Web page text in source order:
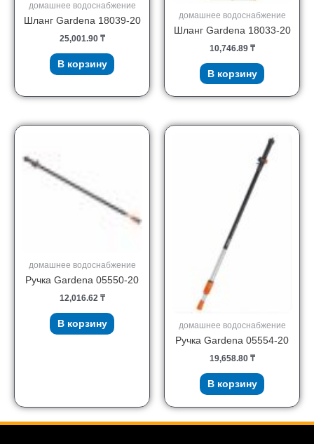
домашнее водоснабжение
Шланг Gardena 18039-20
25,001.90 ₸
В корзину
домашнее водоснабжение
Шланг Gardena 18033-20
10,746.89 ₸
В корзину
домашнее водоснабжение
Ручка Gardena 05550-20
12,016.62 ₸
В корзину домашнее водоснабжение
Ручка Gardena 05554-20
19,658.80 ₸
В корзину